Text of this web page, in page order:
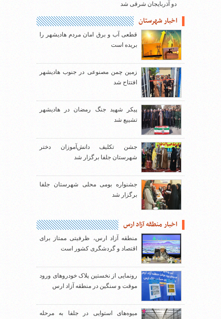
دو آذربایجان شرقی شد
اخبار شهرستان
قطعی آب و برق امان مردم هادیشهر را
بریده است
زمین چمن مصنوعی در جنوب هادیشهر
افتتاح شد
پیکر شهید جنگ رمضان در هادیشهر
تشییع شد
جشن تکلیف دانش‌آموزان دختر
شهرستان جلفا برگزار شد
جشنواره بومی محلی شهرستان جلفا
برگزار شد
اخبار منطقه آزاد ارس
منطقه آزاد ارس، ظرفیتی ممتاز برای
اقتصاد و گردشگری کشور است
رونمایی از نخستین پلاک خودروهای ورود
موقت و سنگین در منطقه آزاد ارس
میوه‌های استوایی در جلفا به مرحله